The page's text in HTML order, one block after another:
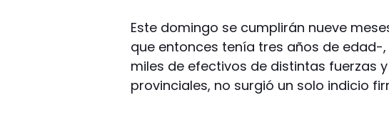
Este domingo se cumplirán nueve
que entonces tenía tres años de
miles de efectivos de distintas fuerzas
provinciales, no surgió un solo indicio